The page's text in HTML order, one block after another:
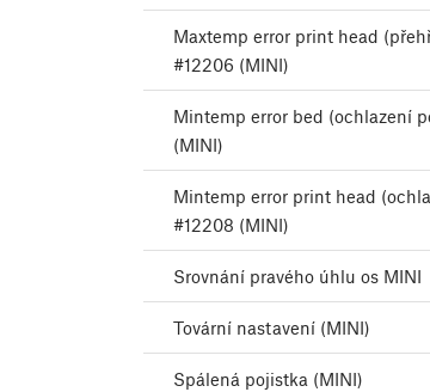
Maxtemp error print head
#12206 (MINI)
Mintemp error bed (ochlazení
(MINI)
Mintemp error print head
#12208 (MINI)
Srovnání pravého úhlu os MINI
Tovární nastavení (MINI)
Spálená pojistka (MINI)